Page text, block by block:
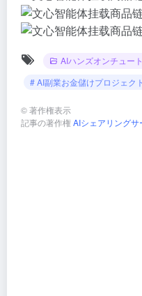
AIハンズオンチュー
# AI副業お金儲けプロジェクト
©著作権表示
記事の著作権AIシェアリングサ